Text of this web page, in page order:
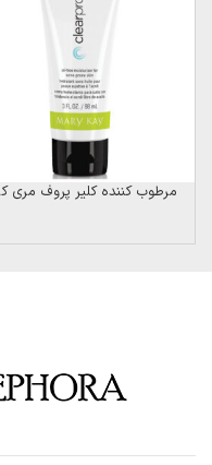
مرطوب کننده کلیر پروف مری